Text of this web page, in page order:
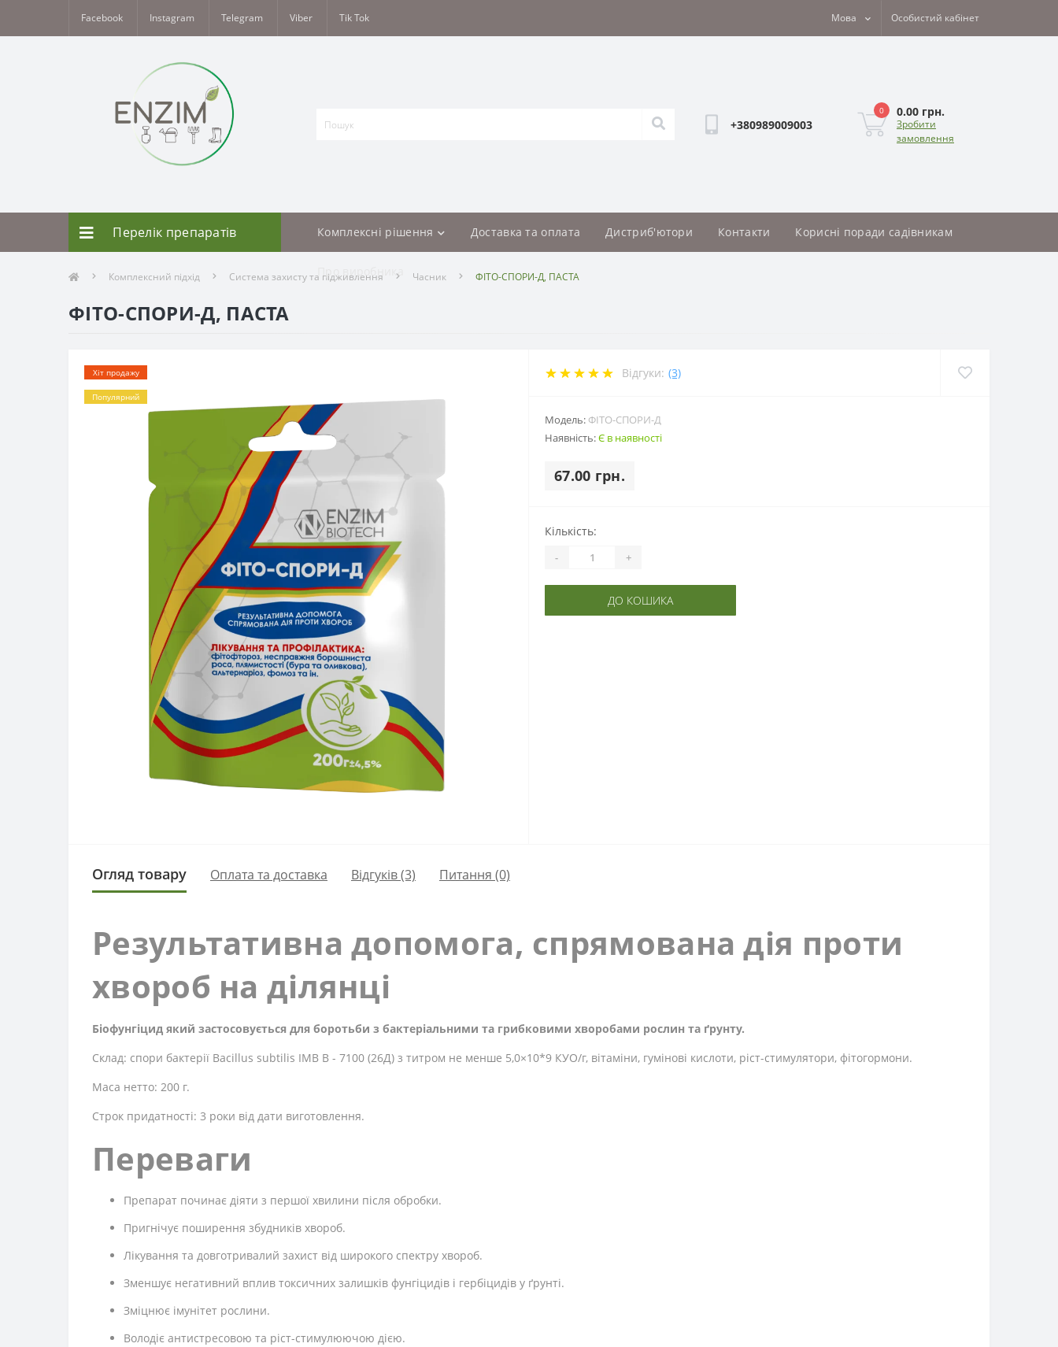
Facebook Instagram Telegram Viber Tik Tok Мова Особистий кабінет
+380989009003
0 0.00 грн.
Зробити
замовлення
Перелік препаратів Комплексні рішення Доставка та оплата Дистриб'ютори Контакти Корисні поради садівникам
Про виробника
Комплексний підхід Система захисту та підживлення Часник ФІТО-СПОРИ-Д, ПАСТА
ФІТО-СПОРИ-Д, ПАСТА
Хіт продажу
Популярний
Відгуки: (3)
Модель: ФІТО-СПОРИ-Д
Наявність:Є в наявності
67.00 грн.
Кількість:
- +
ДО КОШИКА
Огляд товару Оплата та доставка Відгуків (3) Питання (0)
Результативна допомога, спрямована дія проти
хвороб на ділянці
Біофунгіцид який застосовується для боротьби з бактеріальними та грибковими хворобами рослин та ґрунту.
Склад: спори бактерії Bacillus subtilis IMB B - 7100 (26Д) з титром не менше 5,0×10*9 КУО/г, вітаміни, гумінові кислоти, ріст-стимулятори, фітогормони.
Маса нетто: 200 г.
Строк придатності: 3 роки від дати виготовлення.
Переваги
Препарат починає діяти з першої хвилини після обробки.
Пригнічує поширення збудників хвороб.
Лікування та довготривалий захист від широкого спектру хвороб.
Зменшує негативний вплив токсичних залишків фунгіцидів і гербіцидів у ґрунті.
Зміцнює імунітет рослини.
Володіє антистресовою та ріст-стимулюючою дією.